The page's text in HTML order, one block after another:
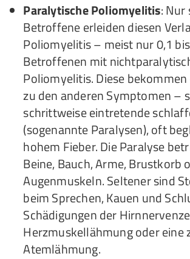
Paralytische Poliomyelitis: Nur
Betroffene erleiden diesen
Poliomyelitis – meist nur 0,1 bis
Betroffenen mit
Poliomyelitis. Diese
zu den anderen Symptomen –
schrittweise eintretende
(sogenannte Paralysen), oft
hohem Fieber. Die Paralyse
Beine, Bauch, Arme, Brustkorb
Augenmuskeln. Seltener sind
beim Sprechen, Kauen und
Schädigungen der
Herzmuskellähmung oder eine
Atemlähmung.